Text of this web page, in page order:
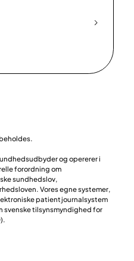
og opererer i
forordning om
sundhedslov,
Vores egne systemer,
patientjournalsystem
svenske tilsynsmyndighed for